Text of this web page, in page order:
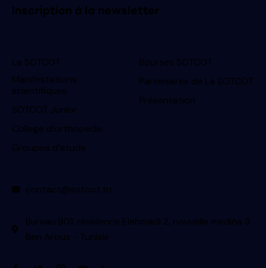
Inscription à la newsletter
La SOTCOT
Manifestations
scientifiques
SOTCOT Junior
College d’orthopedie
Groupes d’etude
Bourses SOTCOT
Partenaires de La SOTCOT
Présentation
contact@sotcot.tn
Bureau B01, résidence Elahmadi 2, nouvelle medina 3
Ben Arous - Tunisie